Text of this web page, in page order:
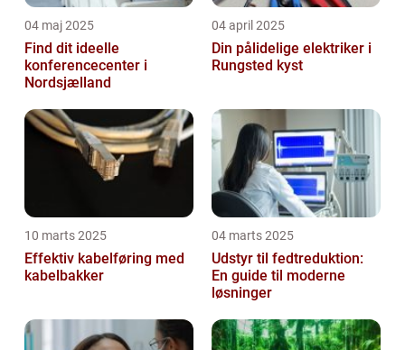
04 maj 2025
Find dit ideelle
konferencecenter i
Nordsjælland
04 april 2025
Din pålidelige elektriker i
Rungsted kyst
10 marts 2025
Effektiv kabelføring med
kabelbakker
04 marts 2025
Udstyr til fedtreduktion:
En guide til moderne
løsninger